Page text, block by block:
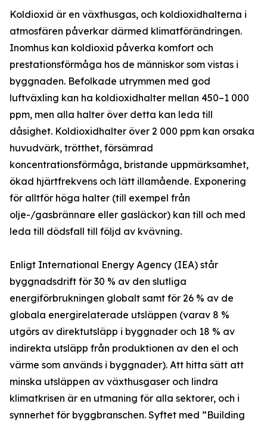
Koldioxid är en växthusgas, och koldioxidhalterna i
atmosfären påverkar därmed klimatförändringen.
Inomhus kan koldioxid påverka komfort och
prestationsförmåga hos de människor som vistas i
byggnaden. Befolkade utrymmen med god
luftväxling kan ha koldioxidhalter mellan 450–1 000
ppm, men alla halter över detta kan leda till
dåsighet. Koldioxidhalter över 2 000 ppm kan orsaka
huvudvärk, trötthet, försämrad
koncentrationsförmåga, bristande uppmärksamhet,
ökad hjärtfrekvens och lätt illamående. Exponering
för alltför höga halter (till exempel från
olje-/gasbrännare eller gasläckor) kan till och med
leda till dödsfall till följd av kvävning.
Enligt International Energy Agency (IEA) står
byggnadsdrift för 30 % av den slutliga
energiförbrukningen globalt samt för 26 % av de
globala energirelaterade utsläppen (varav 8 %
utgörs av direktutsläpp i byggnader och 18 % av
indirekta utsläpp från produktionen av den el och
värme som används i byggnader). Att hitta sätt att
minska utsläppen av växthusgaser och lindra
klimatkrisen är en utmaning för alla sektorer, och i
synnerhet för byggbranschen. Syftet med ”Building